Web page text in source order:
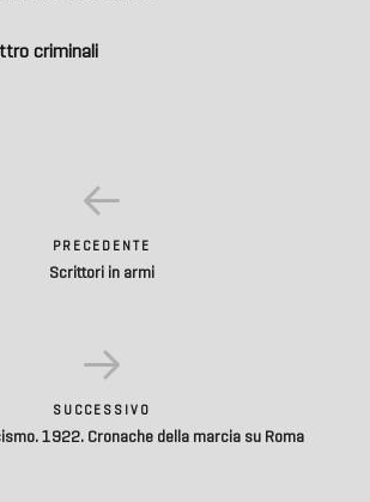
criminali
PRECEDENTE
Scrittori in armi
SUCCESSIVO
1922. Cronache della marcia su Roma